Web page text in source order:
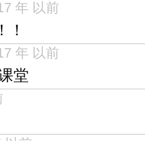
年 以前
！
年 以前
堂